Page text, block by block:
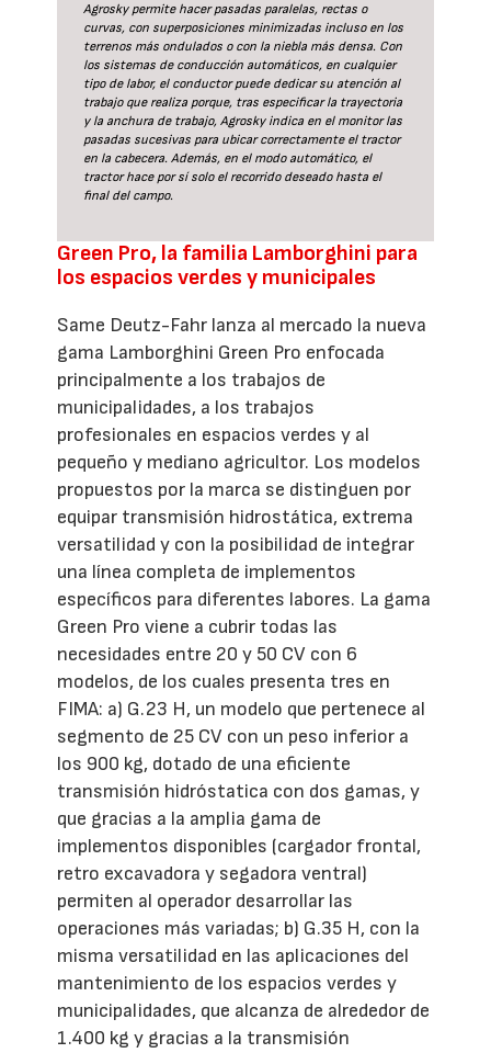
Agrosky permite hacer pasadas paralelas, rectas o
curvas, con superposiciones minimizadas incluso en los
terrenos más ondulados o con la niebla más densa. Con
los sistemas de conducción automáticos, en cualquier
tipo de labor, el conductor puede dedicar su atención al
trabajo que realiza porque, tras especificar la trayectoria
y la anchura de trabajo, Agrosky indica en el monitor las
pasadas sucesivas para ubicar correctamente el tractor
en la cabecera. Además, en el modo automático, el
tractor hace por sí solo el recorrido deseado hasta el
final del campo.
Green Pro, la familia Lamborghini para
los espacios verdes y municipales
Same Deutz-Fahr lanza al mercado la nueva
gama Lamborghini Green Pro enfocada
principalmente a los trabajos de
municipalidades, a los trabajos
profesionales en espacios verdes y al
pequeño y mediano agricultor. Los modelos
propuestos por la marca se distinguen por
equipar transmisión hidrostática, extrema
versatilidad y con la posibilidad de integrar
una línea completa de implementos
específicos para diferentes labores. La gama
Green Pro viene a cubrir todas las
necesidades entre 20 y 50 CV con 6
modelos, de los cuales presenta tres en
FIMA: a) G.23 H, un modelo que pertenece al
segmento de 25 CV con un peso inferior a
los 900 kg, dotado de una eficiente
transmisión hidróstatica con dos gamas, y
que gracias a la amplia gama de
implementos disponibles (cargador frontal,
retro excavadora y segadora ventral)
permiten al operador desarrollar las
operaciones más variadas; b) G.35 H, con la
misma versatilidad en las aplicaciones del
mantenimiento de los espacios verdes y
municipalidades, que alcanza de alrededor de
1.400 kg y gracias a la transmisión